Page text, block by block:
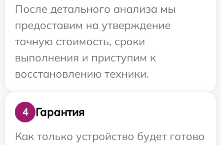
После детального анализа мы
предоставим на утверждение
точную стоимость, сроки
выполнения и приступим к
восстановлению техники.
4
Гарантия
Как только устройство будет готово